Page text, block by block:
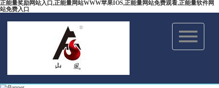
正能量奖励网站入口,正能量网站WWW苹果IOS,正能量网站免费观看,正能量软件网
站免费入口
Toggle
navigation